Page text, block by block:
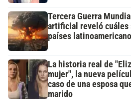
Tercera Guerra
artificial reveló cuáles
países
La historia real de
mujer", la nueva
caso de una esposa
marido